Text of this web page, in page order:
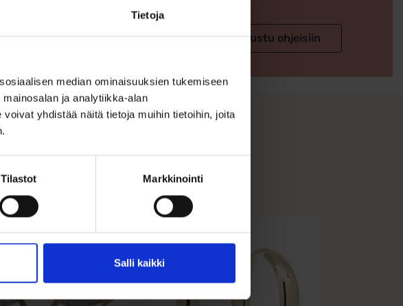
Tietoja
median ominaisuuksien tukemiseen
ja analytiikka-alan
yhdistää näitä tietoja muihin tietoihin, joita
Tilastot Markkinointi
Salli kaikki
koon valintaan Tutustu ohjeisiin